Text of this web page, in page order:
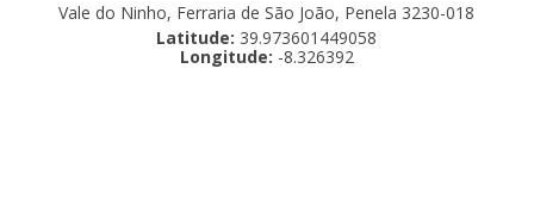
Vale do Ninho, Ferraria de São João, Penela 3230-018
Latitude: 39.973601449058
Longitude: -8.326392